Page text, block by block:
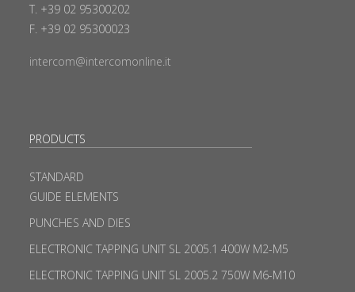
T. +39 02 95300202
F. +39 02 95300023
intercom@intercomonline.it
PRODUCTS
STANDARD
GUIDE ELEMENTS
PUNCHES AND DIES
ELECTRONIC TAPPING UNIT SL 2005.1 400W M2-M5
ELECTRONIC TAPPING UNIT SL 2005.2 750W M6-M10